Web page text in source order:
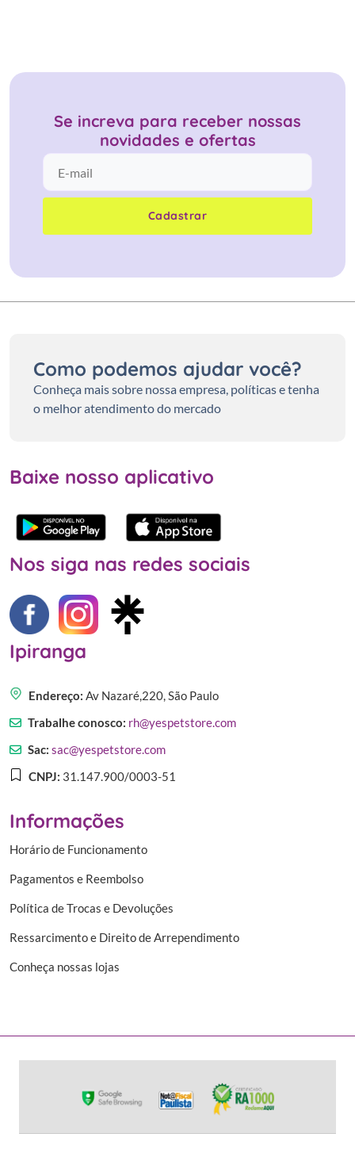
Se increva para receber nossas
novidades e ofertas
Cadastrar
Como podemos ajudar você?
Conheça mais sobre nossa empresa, políticas e tenha
o melhor atendimento do mercado
Baixe nosso aplicativo
Nos siga nas redes sociais
Ipiranga
Endereço: Av Nazaré,220, São Paulo
Trabalhe conosco: rh@yespetstore.com
Sac: sac@yespetstore.com
CNPJ: 31.147.900/0003-51
Informações
Horário de Funcionamento
Pagamentos e Reembolso
Política de Trocas e Devoluções
Ressarcimento e Direito de Arrependimento
Conheça nossas lojas